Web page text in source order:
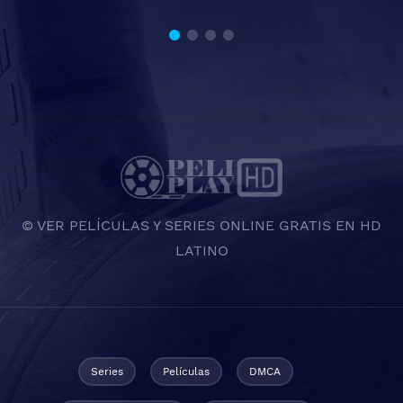
© VER PELÍCULAS Y SERIES ONLINE GRATIS EN HD
LATINO
Series Películas DMCA